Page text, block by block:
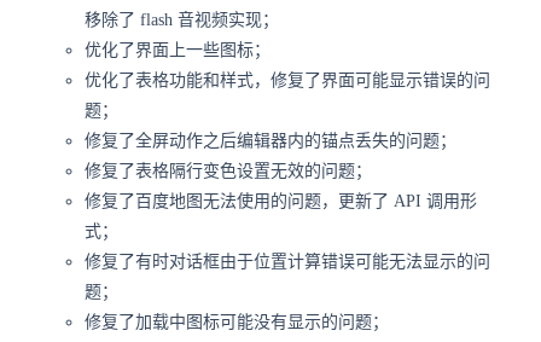
移除了 flash 音视频实现；
优化了界面上一些图标；
优化了表格功能和样式，修复了界面可能显示错误的问
题；
修复了全屏动作之后编辑器内的锚点丢失的问题；
修复了表格隔行变色设置无效的问题；
修复了百度地图无法使用的问题，更新了 API 调用形
式；
修复了有时对话框由于位置计算错误可能无法显示的问
题；
修复了加载中图标可能没有显示的问题；